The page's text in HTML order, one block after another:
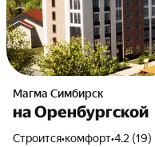
Магма Симбирск
на Оренбургской
Строится•комфорт•4.2 (19)